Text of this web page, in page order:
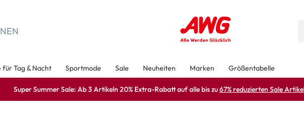
für Tag & Nacht Sportmode Sale Neuheiten Marken Größentabelle
Super Summer Sale: Ab 3 Artikeln 20% Extra-Rabatt auf alle bis zu67% reduzierten Sale